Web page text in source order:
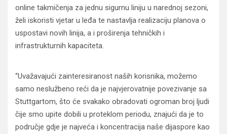
online takmičenja za jednu sigurnu liniju u narednoj sezoni,
želi iskoristi vjetar u leđa te nastavlja realizaciju planova o
uspostavi novih linija, a i proširenja tehničkih i
infrastrukturnih kapaciteta.
“Uvažavajući zainteresiranost naših korisnika, možemo
samo neslužbeno reći da je najvjerovatnije povezivanje sa
Stuttgartom, što će svakako obradovati ogroman broj ljudi
čije smo upite dobili u proteklom periodu, znajući da je to
područje gdje je najveća i koncentracija naše dijaspore kao